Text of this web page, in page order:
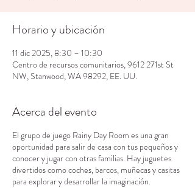
Horario y ubicación
11 dic 2025, 8:30 – 10:30
Centro de recursos comunitarios, 9612 271st St
NW, Stanwood, WA 98292, EE. UU.
Acerca del evento
El grupo de juego Rainy Day Room es una gran
oportunidad para salir de casa con tus pequeños y
conocer y jugar con otras familias. Hay juguetes
divertidos como coches, barcos, muñecas y casitas
para explorar y desarrollar la imaginación.